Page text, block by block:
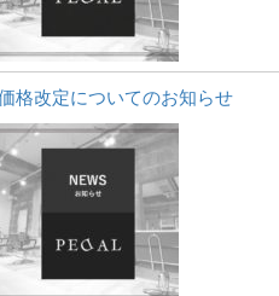
格改定についてのお知らせ